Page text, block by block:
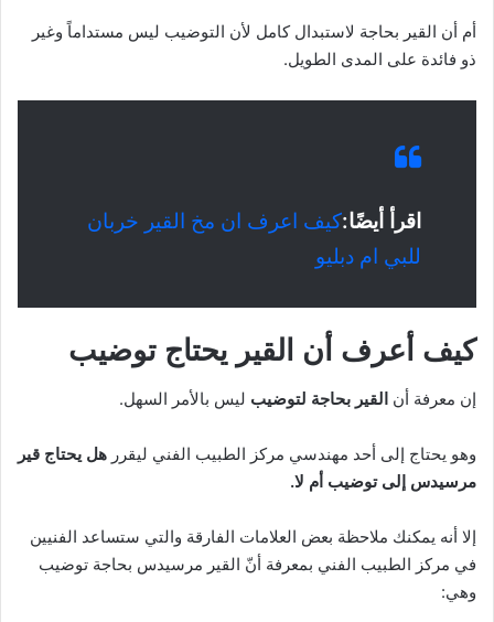
أم أن القير بحاجة لاستبدال كامل لأن التوضيب ليس مستداماً وغير
ذو فائدة على المدى الطويل.
اقرأ أيضًا:كيف اعرف ان مخ القير خربان
للبي ام دبليو
كيف أعرف أن القير يحتاج توضيب
إن معرفة أن القير بحاجة لتوضيب ليس بالأمر السهل.
وهو يحتاج إلى أحد مهندسي مركز الطبيب الفني ليقرر هل يحتاج قير
مرسيدس إلى توضيب أم لا.
إلا أنه يمكنك ملاحظة بعض العلامات الفارقة والتي ستساعد الفنيين
في مركز الطبيب الفني بمعرفة أنّ القير مرسيدس بحاجة توضيب
وهي: